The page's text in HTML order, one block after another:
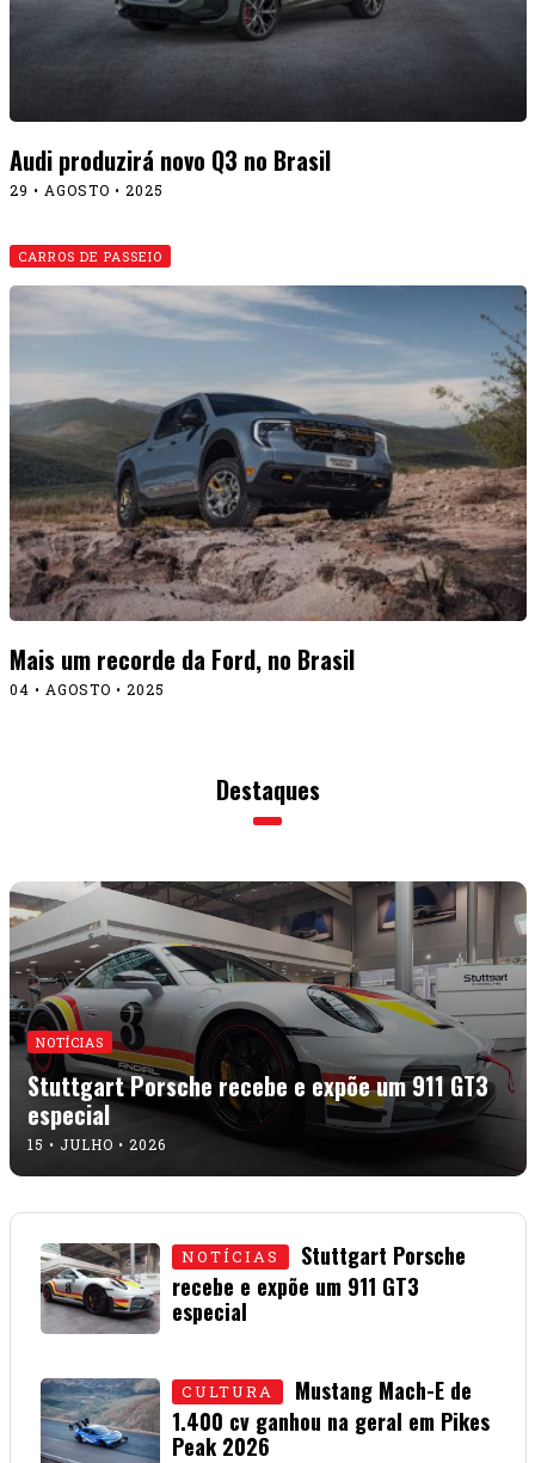
Audi produzirá novo Q3 no Brasil
29 • AGOSTO • 2025
CARROS DE PASSEIO
Mais um recorde da Ford, no Brasil
04 • AGOSTO • 2025
Destaques
NOTÍCIAS
Stuttgart Porsche recebe e expõe um 911 GT3
especial
15 • JULHO • 2026
NOTÍCIAS
Stuttgart Porsche
recebe e expõe um 911 GT3
especial
CULTURA
Mustang Mach-E de
1.400 cv ganhou na geral em Pikes
Peak 2026